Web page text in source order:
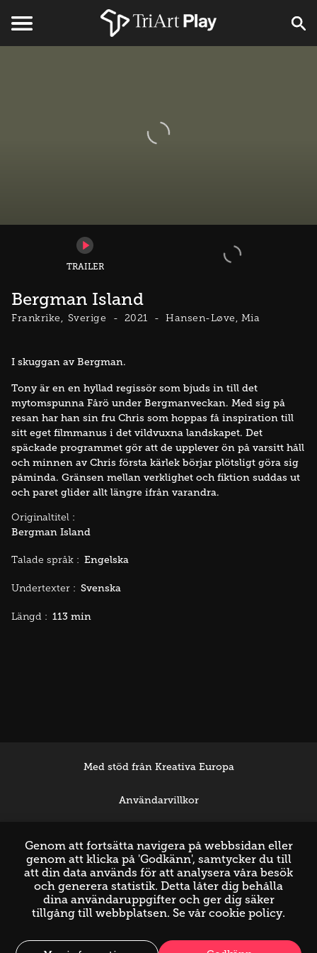
TRAILER
Bergman Island
Frankrike Sverige 2021 Hansen-Løve, Mia
I skuggan av Bergman.
Tony är en en hyllad regissör som bjuds in till det
mytomspunna Fårö under Bergmanveckan. Med sig på
resan har han sin fru Chris som hoppas få inspiration till
sitt eget filmmanus i det vildvuxna landskapet. Det
späckade programmet gör att de upplever ön på varsitt håll
och minnen av Chris första kärlek börjar plötsligt göra sig
påminda. Gränsen mellan verklighet och fiktion suddas ut
och paret glider allt längre ifrån varandra.
Originaltitel :
Bergman Island
Talade språk : Engelska
Undertexter : Svenska
Längd : 113 min
Med stöd från Kreativa Europa
Användarvillkor
Genom att fortsätta navigera på webbsidan eller
genom att klicka på 'Godkänn', samtycker du till
att din data används för att analysera våra besök
och generera statistik. Detta låter dig behålla
dina användaruppgifter och ger dig säker
tillgång till webbplatsen. Se vår cookie policy.